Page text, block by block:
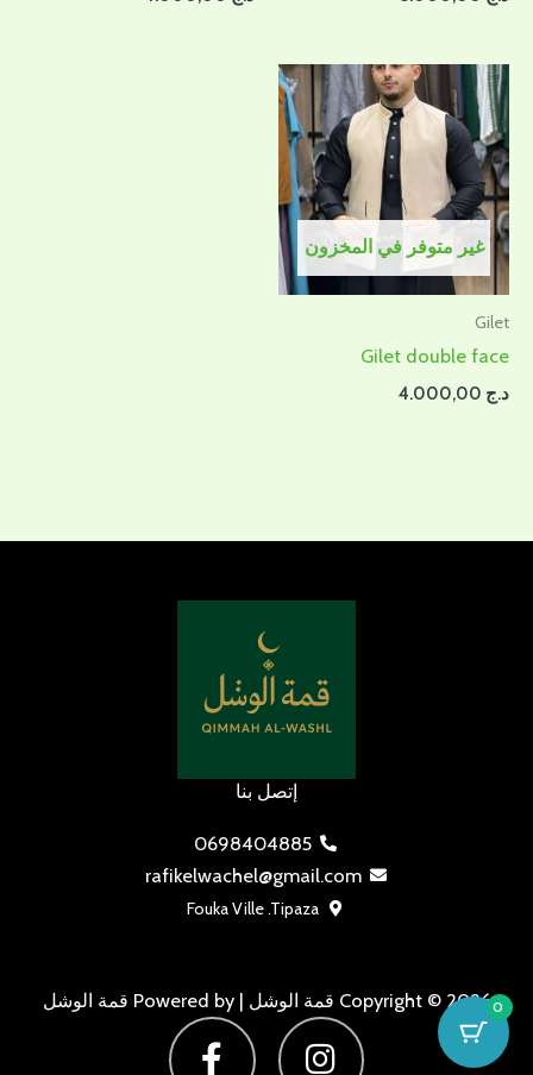
غير متوفر في المخزون
Gilet
Gilet double face
د.ج
إتصل بنا
0698404885
rafikelwachel@gmail.com
Fouka Ville .Tipaza
Copyright © 2026 قمة الوشل | Powered by قمة الوشل
I
n
F
a
0